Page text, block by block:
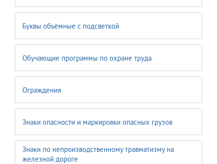
Буквы объёмные с подсветкой
Обучающие программы по охране труда
Ограждения
Знаки опасности и маркировки опасных грузов
Знаки по непроизводственному травматизму на
железной дороге